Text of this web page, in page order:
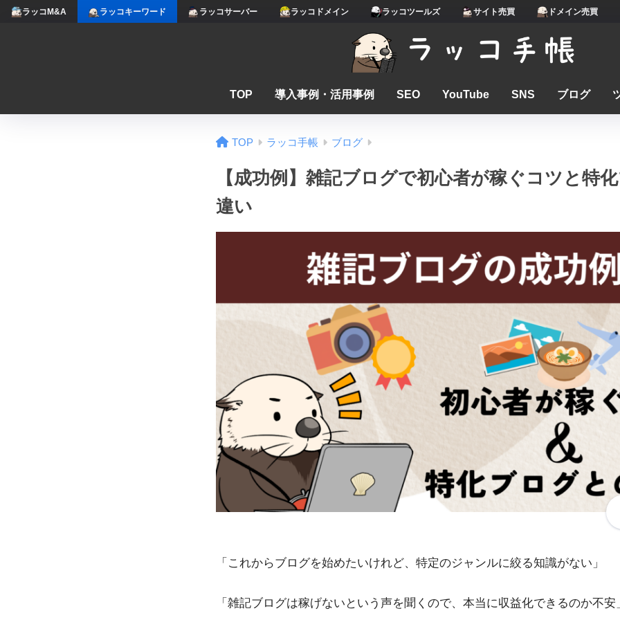
ラッコM&A ラッコキーワード ラッコサーバー ラッコドメイン ラッコツールズ サイト売買 ドメイン売買
TOP 導入事例・活用事例 SEO YouTube SNS ブログ
TOP ラッコ手帳 ブログ
【成功例】雑記ブログで初心者が稼ぐコツと特
違い
「これからブログを始めたいけれど、特定のジャンルに絞る知識がない」
「雑記ブログは稼げないという声を聞くので、本当に収益化できるのか不安